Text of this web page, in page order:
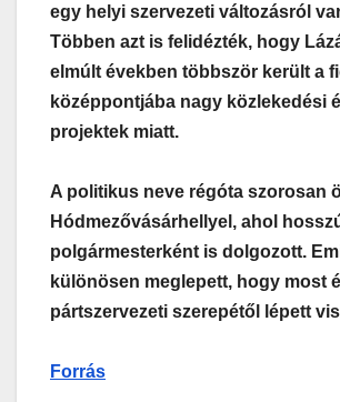
egy helyi szervezeti változásról
Többen azt is felidézték, hogy
elmúlt években többször került a
középpontjába nagy közlekedési
projektek miatt.
A politikus neve régóta szorosan
Hódmezővásárhellyel, ahol
polgármesterként is dolgozott.
különösen meglepett, hogy most
pártszervezeti szerepétől lépett
Forrás